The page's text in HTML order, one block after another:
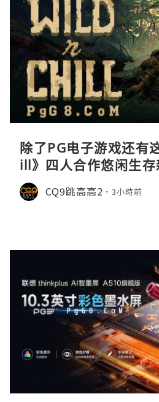
除了PG电子游戏还有
ill》四人合作悠闲生存
CQ9跳高高2 3小時前